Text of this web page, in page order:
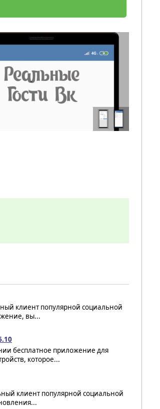
клиент популярной социальной
вы...
бесплатное приложение для
которое...
клиент популярной социальной